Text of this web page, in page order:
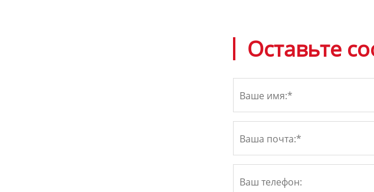
Оставьте